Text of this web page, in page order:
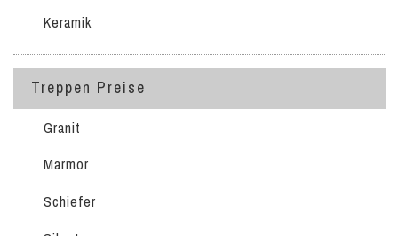
Keramik
Treppen Preise
Granit
Marmor
Schiefer